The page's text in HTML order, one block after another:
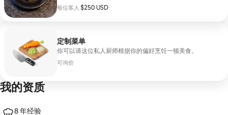
每位客人 $250 USD
每位客人 $250 USD
定制菜单
你可以请这位私人厨师根据你的偏好烹饪一顿美食。
可询价
我的资质
8 年经验